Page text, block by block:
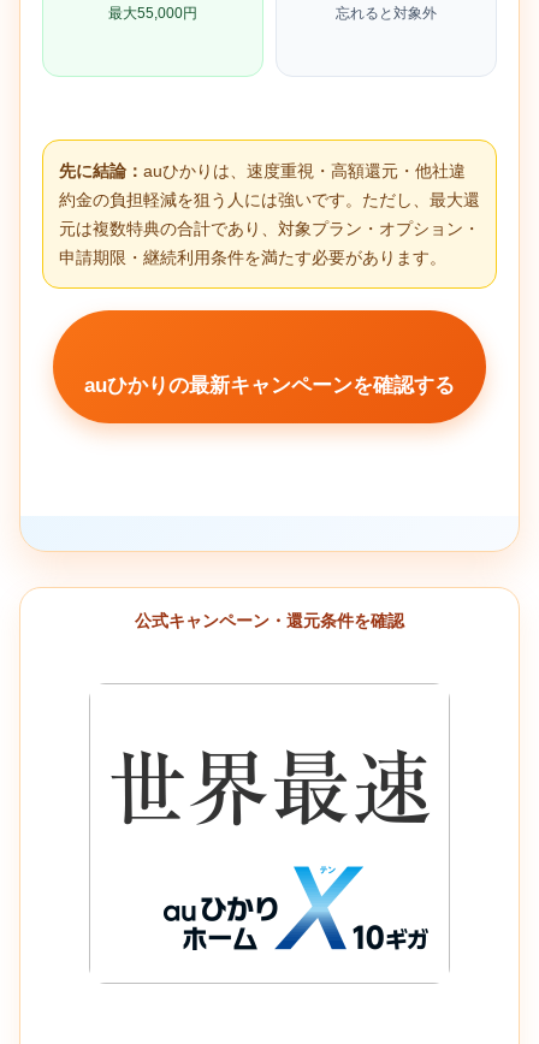
最大55,000円 忘れると対象外
先に結論： auひかりは、速度重視・高額還元・他社違
約金の負担軽減を狙う人には強いです。ただし、最大還
元は複数特典の合計であり、対象プラン・オプション・
申請期限・継続利用条件を満たす必要があります。
auひかりの最新キャンペーンを確認する
公式キャンペーン・還元条件を確認